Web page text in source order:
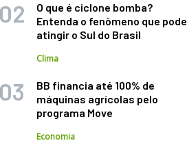
O que é ciclone bomba?
Entenda o fenômeno que pode
atingir o Sul do Brasil
Clima
BB financia até 100% de
máquinas agrícolas pelo
programa Move
Economia